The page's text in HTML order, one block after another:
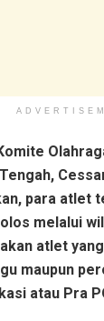
para atlet
melalui
atlet
maupun
atau Pra